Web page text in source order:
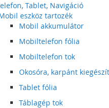
Tablet, Navigáció
eszköz tartozék
Mobil akkumulátor
Mobiltelefon fólia
Mobiltelefon tok
Okosóra, karpánt
Tablet fólia
Táblagép tok